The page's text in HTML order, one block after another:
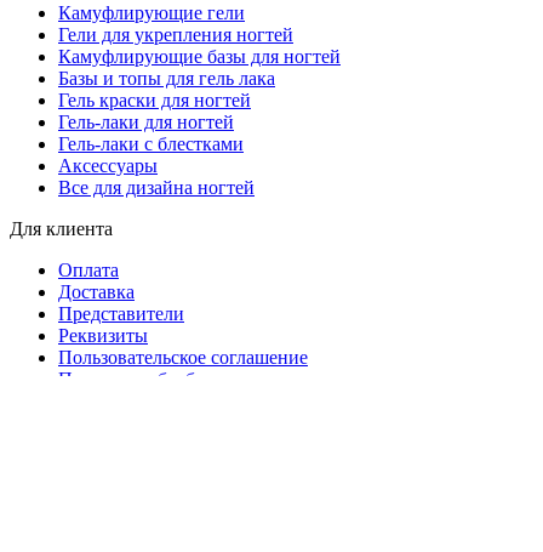
Камуфлирующие гели
Гели для укрепления ногтей
Камуфлирующие базы для ногтей
Базы и топы для гель лака
Гель краски для ногтей
Гель-лаки для ногтей
Гель-лаки с блестками
Аксессуары
Все для дизайна ногтей
Для клиента
Оплата
Доставка
Представители
Реквизиты
Пользовательское соглашение
Политики обработки персональных данных